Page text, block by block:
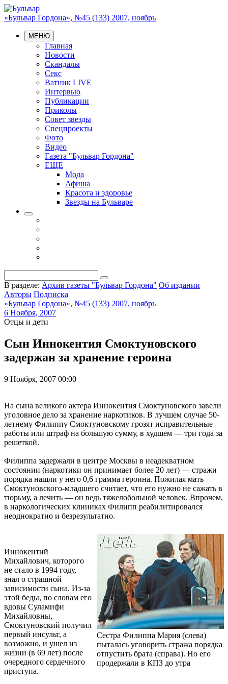
«Бульвар Гордона», №45 (133) 2007, ноябрь
МЕНЮ
Главная
Новости
Скандалы
Секс
Ватник LIVE
Интервью
Публикации
Приколы
Совет звезды
Спецпроекты
Фото
Видео
Газета "Бульвар Гордона"
ЕЩЕ
Мода
Афиша
Красота и здоровье
Звезды на Бульваре
В разделе: Архив газеты "Бульвар Гордона" Об издании
Авторы Подписка
«Бульвар Гордона», №45 (133) 2007, ноябрь
6 Ноября, 2007
Отцы и дети
Сын Иннокентия Смоктуновского
задержан за хранение героина
9 Ноября, 2007 00:00
На сына великого актера Иннокентия Смоктуновского завели
уголовное дело за хранение наркотиков. В лучшем случае 50-
летнему Филиппу Смоктуновскому грозят исправительные
работы или штраф на большую сумму, в худшем — три года за
решеткой.
Филиппа задержали в центре Москвы в неадекватном
состоянии (наркотики он принимает более 20 лет) — стражи
порядка нашли у него 0,6 грамма героина. Пожилая мать
Смоктуновского-младшего считает, что его нужно не сажать в
тюрьму, а лечить — он ведь тяжелобольной человек. Впрочем,
в наркологических клиниках Филипп реабилитировался
неоднократно и безрезультатно.
Сестра Филиппа Мария (слева)
пыталась уговорить стража порядка
отпустить брата (справа). Но его
продержали в КПЗ до утра
Иннокентий
Михайлович, которого
не стало в 1994 году,
знал о страшной
зависимости сына. Из-за
этой беды, по словам его
вдовы Суламифи
Михайловны,
Смоктуновский получил
первый инсульт, а
возможно, и ушел из
жизни (в 69 лет) после
очередного сердечного
приступа.